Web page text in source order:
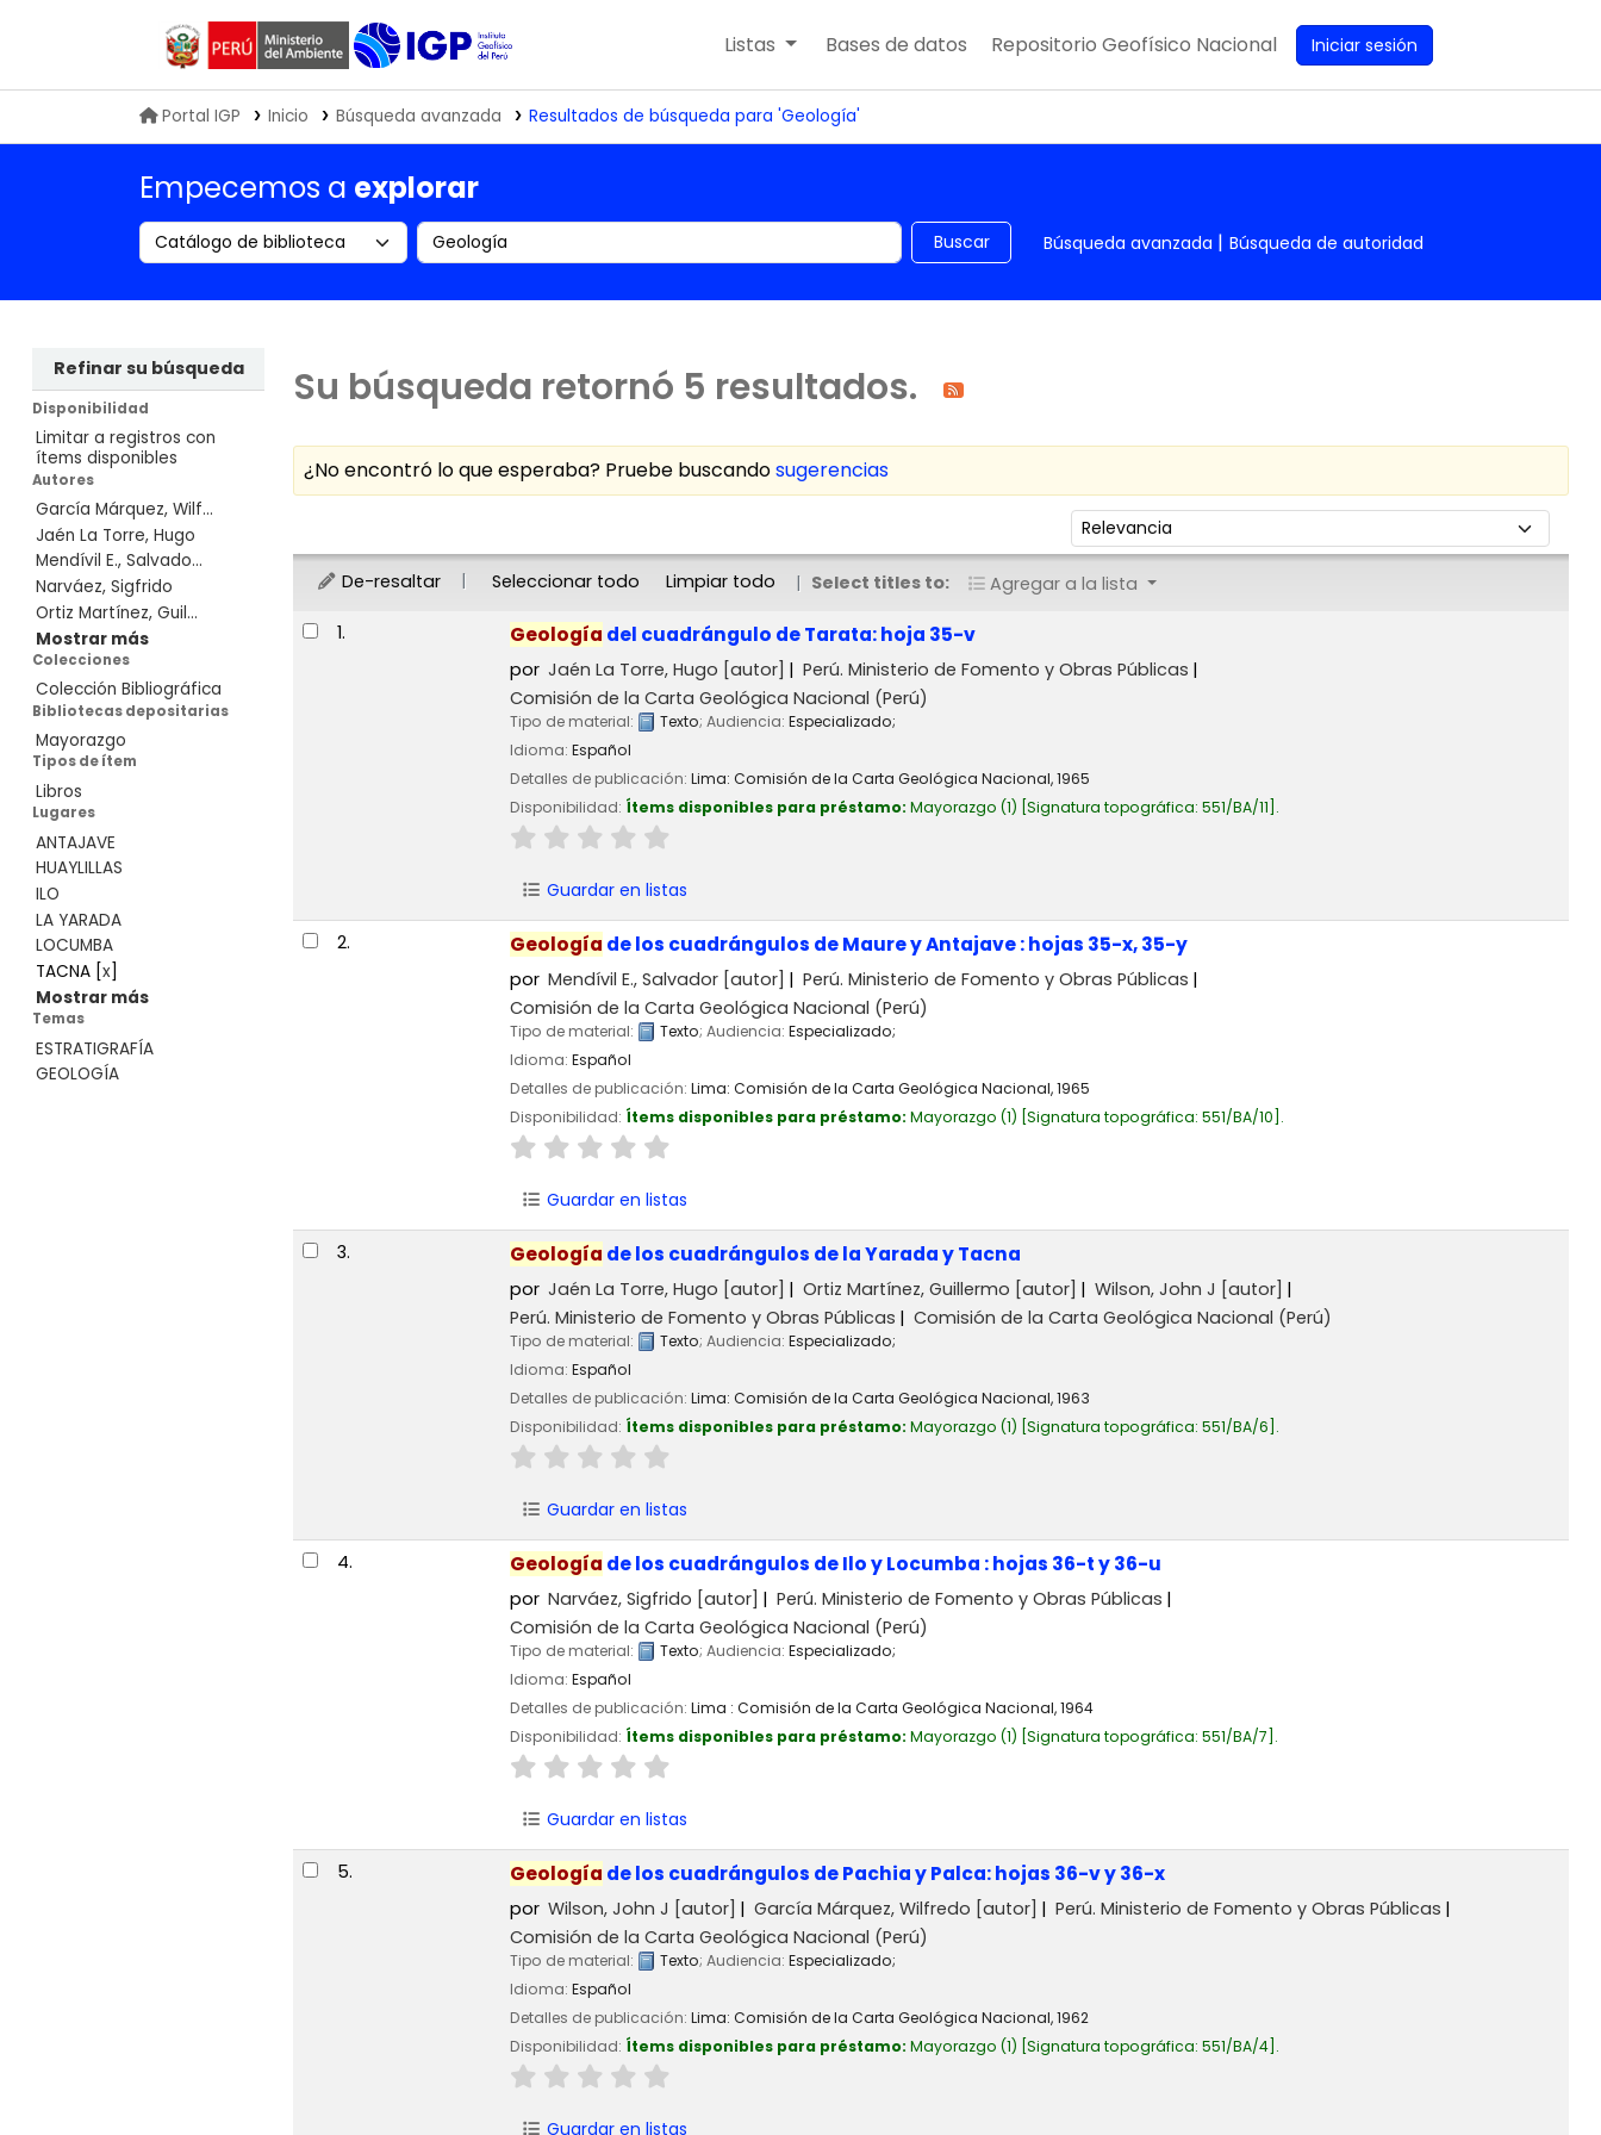
Biblioteca IGP
Listas Bases de datos Repositorio Geofísico Nacional Iniciar sesión
Portal IGP Inicio Búsqueda avanzada Resultados de búsqueda para 'Geología'
Empecemos a explorar
Search the catalog by: Buscar en el catálogo por palabra clave Buscar Búsqueda avanzada Búsqueda de autoridad
Refinar su búsqueda
Disponibilidad
Limitar a registros con
ítems disponibles
Autores
García Márquez, Wilf...
Jaén La Torre, Hugo
Mendívil E., Salvado...
Narváez, Sigfrido
Ortiz Martínez, Guil...
Mostrar más
Colecciones
Colección Bibliográfica
Bibliotecas depositarias
Mayorazgo
Tipos de ítem
Libros
Lugares
ANTAJAVE
HUAYLILLAS
ILO
LA YARADA
LOCUMBA
TACNA[x]
Mostrar más
Temas
ESTRATIGRAFÍA
GEOLOGÍA
Su búsqueda retornó 5 resultados.
¿No encontró lo que esperaba? Pruebe buscandosugerencias
Ordenar por:
De-resaltar Seleccionar todo Limpiar todo Select titles to: Agregar a la lista
Resultados
1. Geología del cuadrángulo de Tarata: hoja 35-v
por Jaén La Torre, Hugo [autor]
Perú. Ministerio de Fomento y Obras Públicas
Comisión de la Carta Geológica Nacional (Perú)
Tipo de material: Texto; Audiencia: Especializado;
Idioma: Español
Detalles de publicación: Lima: Comisión de la Carta Geológica Nacional,1965
Disponibilidad: Ítems disponibles para préstamo: Mayorazgo (1) Signatura topográfica: 551/BA/11 .
Guardar en listas
2. Geología de los cuadrángulos de Maure y Antajave : hojas 35-x, 35-y
por Mendívil E., Salvador [autor]
Perú. Ministerio de Fomento y Obras Públicas
Comisión de la Carta Geológica Nacional (Perú)
Tipo de material: Texto; Audiencia: Especializado;
Idioma: Español
Detalles de publicación: Lima: Comisión de la Carta Geológica Nacional,1965
Disponibilidad: Ítems disponibles para préstamo: Mayorazgo (1) Signatura topográfica: 551/BA/10 .
Guardar en listas
3. Geología de los cuadrángulos de la Yarada y Tacna
por Jaén La Torre, Hugo [autor] Ortiz Martínez, Guillermo [autor] Wilson, John J [autor]
Perú. Ministerio de Fomento y Obras Públicas
Comisión de la Carta Geológica Nacional (Perú)
Tipo de material: Texto; Audiencia: Especializado;
Idioma: Español
Detalles de publicación: Lima: Comisión de la Carta Geológica Nacional,1963
Disponibilidad: Ítems disponibles para préstamo: Mayorazgo (1) Signatura topográfica: 551/BA/6 .
Guardar en listas
4. Geología de los cuadrángulos de Ilo y Locumba : hojas 36-t y 36-u
por Narváez, Sigfrido [autor]
Perú. Ministerio de Fomento y Obras Públicas
Comisión de la Carta Geológica Nacional (Perú)
Tipo de material: Texto; Audiencia: Especializado;
Idioma: Español
Detalles de publicación: Lima : Comisión de la Carta Geológica Nacional,1964
Disponibilidad: Ítems disponibles para préstamo: Mayorazgo (1) Signatura topográfica: 551/BA/7 .
Guardar en listas
5. Geología de los cuadrángulos de Pachia y Palca: hojas 36-v y 36-x
por Wilson, John J [autor] García Márquez, Wilfredo [autor]
Perú. Ministerio de Fomento y Obras Públicas
Comisión de la Carta Geológica Nacional (Perú)
Tipo de material: Texto; Audiencia: Especializado;
Idioma: Español
Detalles de publicación: Lima: Comisión de la Carta Geológica Nacional,1962
Disponibilidad: Ítems disponibles para préstamo: Mayorazgo (1) Signatura topográfica: 551/BA/4 .
Guardar en listas